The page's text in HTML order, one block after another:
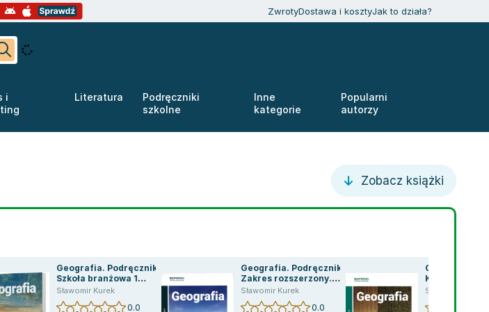
ZwrotyDostawa i kosztyJak to działa?
i
Literatura
Podręczniki
szkolne
Inne
kategorie
Popularni
autorzy
Zobacz książki
Geografia. Podręcznik 3.
Szkoła branżowa 1
stopnia
Sławomir Kurek
0.0
Geografia. Podręcznik.
Zakres rozszerzony.
Klasa 1. Liceum i
technikum
Sławomir Kurek
0.0
Klasa 2.
technikum.
Sławomir Kurek